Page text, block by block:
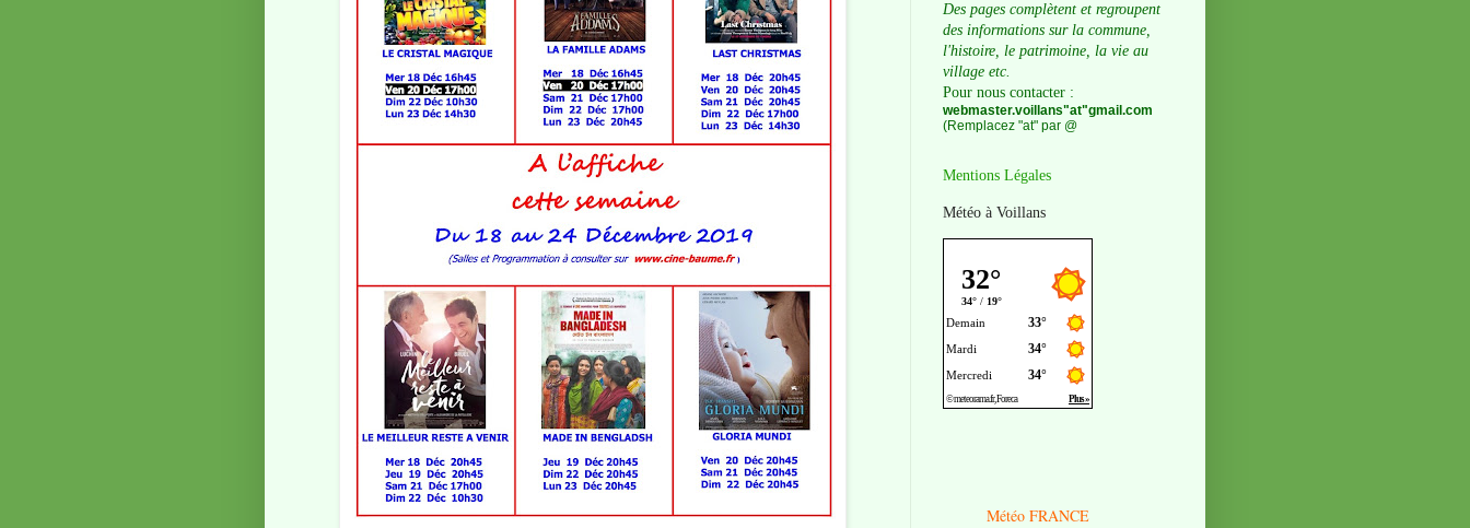
Des pages complètent et regroupent
des informations sur la commune,
l'histoire, le patrimoine, la vie au
village etc.
Pour nous contacter :
webmaster.voillans"at"gmail.com
(Remplacez "at" par @
Mentions Légales
Météo à Voillans
Météo FRANCE